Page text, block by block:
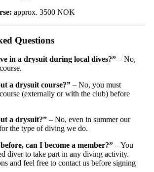
approx. 3500 NOK
Questions
in a drysuit during local dives?” – No,
a drysuit course?” – No, you must
(externally or with the club) before
a drysuit?” – No, even in summer our
the type of diving we do.
can I become a member?” – You
diver to take part in any diving activity.
and feel free to contact us before signing